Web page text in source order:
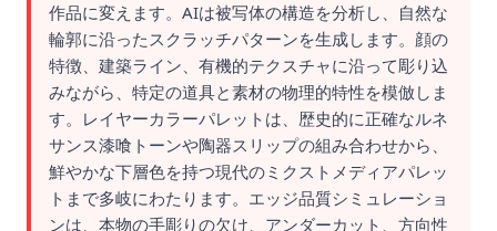
作品に変えます。AIは被写体の構造を分析し、自然な
輪郭に沿ったスクラッチパターンを生成します。顔の
特徴、建築ライン、有機的テクスチャに沿って彫り込
みながら、特定の道具と素材の物理的特性を模倣しま
す。レイヤーカラーパレットは、歴史的に正確なルネ
サンス漆喰トーンや陶器スリップの組み合わせから、
鮮やかな下層色を持つ現代のミクストメディアパレッ
トまで多岐にわたります。エッジ品質シミュレーショ
ンは、本物の手彫りの欠け、アンダーカット、方向性